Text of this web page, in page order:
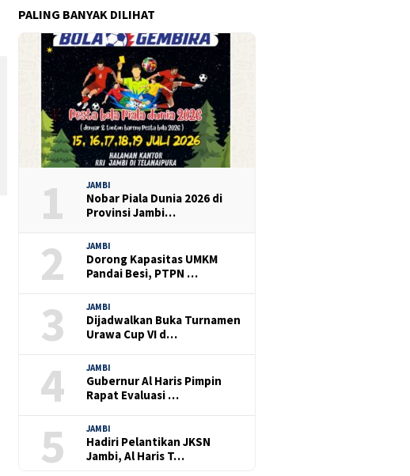
PALING BANYAK DILIHAT
1 JAMBI
Nobar Piala Dunia 2026 di
Provinsi Jambi…
2 JAMBI
Dorong Kapasitas UMKM
Pandai Besi, PTPN …
3 JAMBI
Dijadwalkan Buka Turnamen
Urawa Cup VI d…
4 JAMBI
Gubernur Al Haris Pimpin
Rapat Evaluasi …
5 JAMBI
Hadiri Pelantikan JKSN
Jambi, Al Haris T…